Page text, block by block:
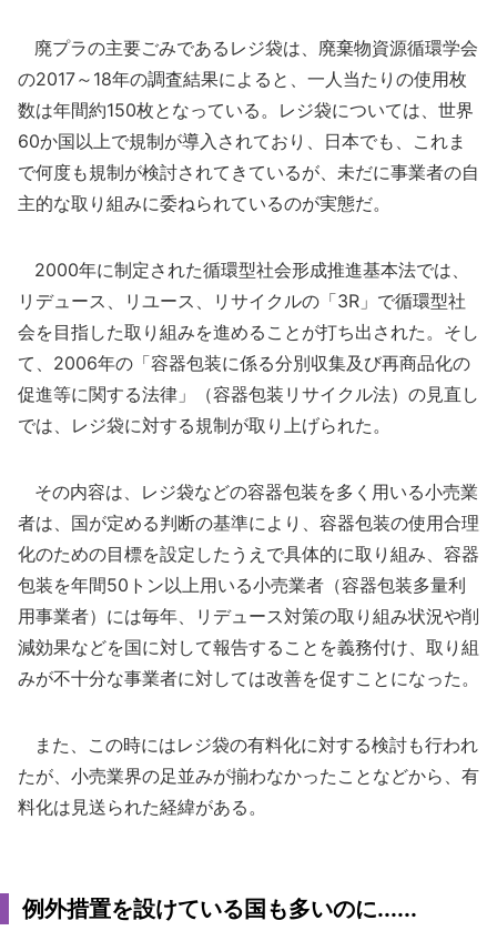
廃プラの主要ごみであるレジ袋は、廃棄物資源循環学会
の2017～18年の調査結果によると、一人当たりの使用枚
数は年間約150枚となっている。レジ袋については、世界
60か国以上で規制が導入されており、日本でも、これま
で何度も規制が検討されてきているが、未だに事業者の自
主的な取り組みに委ねられているのが実態だ。
2000年に制定された循環型社会形成推進基本法では、
リデュース、リユース、リサイクルの「3R」で循環型社
会を目指した取り組みを進めることが打ち出された。そし
て、2006年の「容器包装に係る分別収集及び再商品化の
促進等に関する法律」（容器包装リサイクル法）の見直し
では、レジ袋に対する規制が取り上げられた。
その内容は、レジ袋などの容器包装を多く用いる小売業
者は、国が定める判断の基準により、容器包装の使用合理
化のための目標を設定したうえで具体的に取り組み、容器
包装を年間50トン以上用いる小売業者（容器包装多量利
用事業者）には毎年、リデュース対策の取り組み状況や削
減効果などを国に対して報告することを義務付け、取り組
みが不十分な事業者に対しては改善を促すことになった。
また、この時にはレジ袋の有料化に対する検討も行われ
たが、小売業界の足並みが揃わなかったことなどから、有
料化は見送られた経緯がある。
例外措置を設けている国も多いのに......